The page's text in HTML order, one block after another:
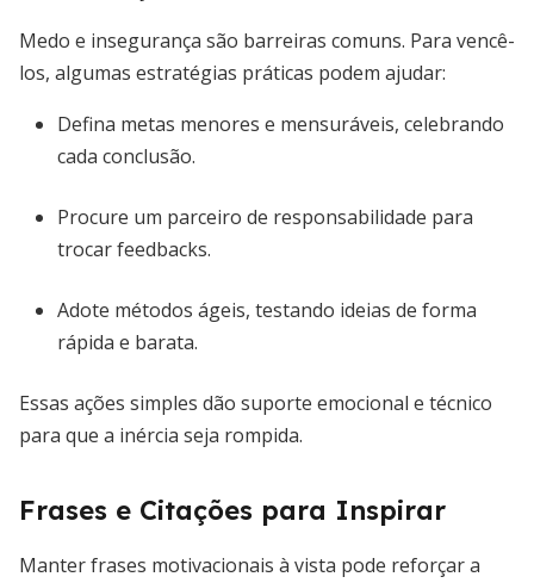
Medo e insegurança são barreiras comuns. Para vencê-
los, algumas estratégias práticas podem ajudar:
Defina metas menores e mensuráveis, celebrando
cada conclusão.
Procure um parceiro de responsabilidade para
trocar feedbacks.
Adote métodos ágeis, testando ideias de forma
rápida e barata.
Essas ações simples dão suporte emocional e técnico
para que a inércia seja rompida.
Frases e Citações para Inspirar
Manter frases motivacionais à vista pode reforçar a